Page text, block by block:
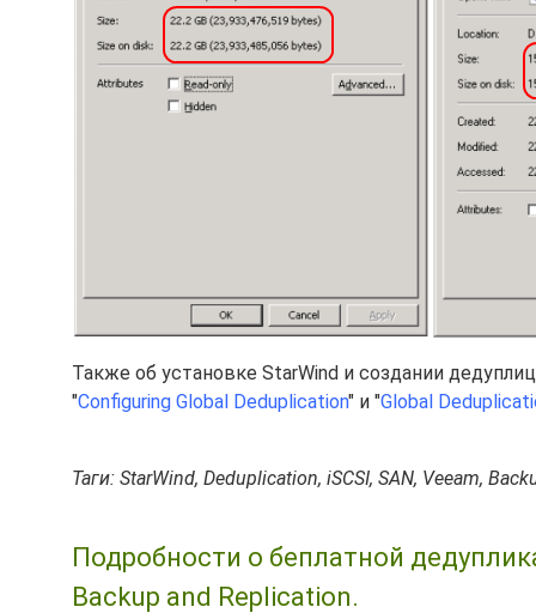
Также об установке StarWind и создании
"Configuring Global Deduplication" и "Global
Таги: StarWind, Deduplication, iSCSI, SAN, Veeam,
Подробности о беплатной
Backup and Replication.